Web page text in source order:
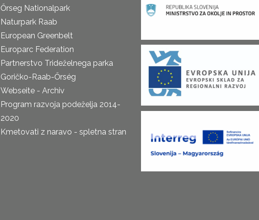
Őrseg Nationalpark
Naturpark Raab
European Greenbelt
Europarc Federation
Partnerstvo Trideželnega parka
Goričko-Raab-Őrség
Webseite - Archiv
Program razvoja podeželja 2014-
2020
Kmetovati z naravo - spletna stran